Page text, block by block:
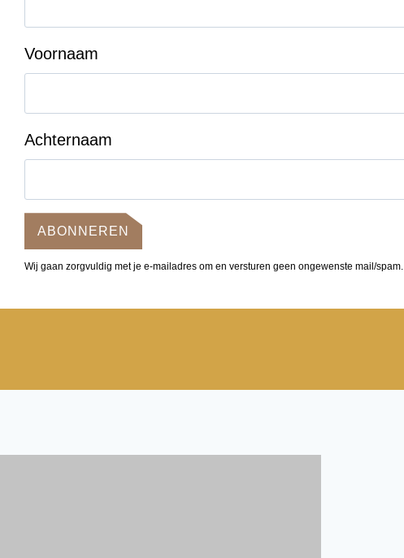
Voornaam
Achternaam
ABONNEREN
Wij gaan zorgvuldig met je e-mailadres om en versturen geen ongewenste mail/spam.